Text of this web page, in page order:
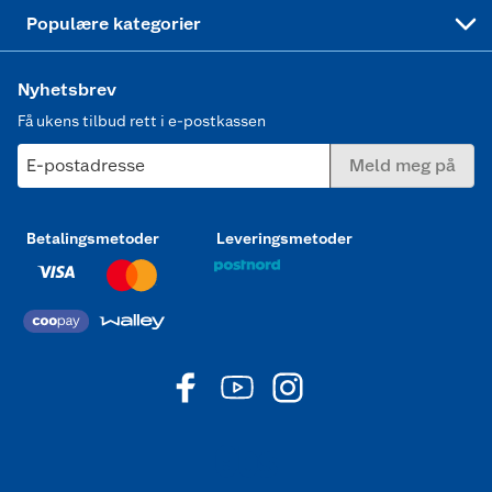
Populære kategorier
Nyhetsbrev
Få ukens tilbud rett i e-postkassen
E-postadresse Meld meg på
Betalingsmetoder Leveringsmetoder